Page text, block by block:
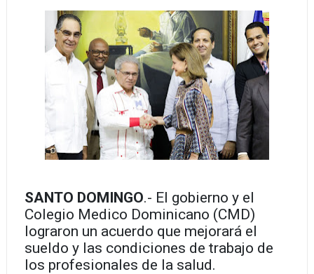
SANTO DOMINGO.- El gobierno y el
Colegio Medico Dominicano (CMD)
lograron un acuerdo que mejorará el
sueldo y las condiciones de trabajo de
los profesionales de la salud.